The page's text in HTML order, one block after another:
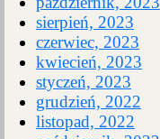
sierpień, 2023
czerwiec, 2023
kwiecień, 2023
styczeń, 2023
grudzień, 2022
listopad, 2022